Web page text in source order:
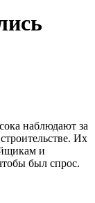
наблюдают за
Их
и
был спрос.